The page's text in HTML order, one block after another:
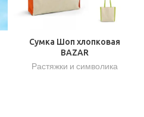
Сумка Шоп хлопковая
BAZAR
Растяжки и символика